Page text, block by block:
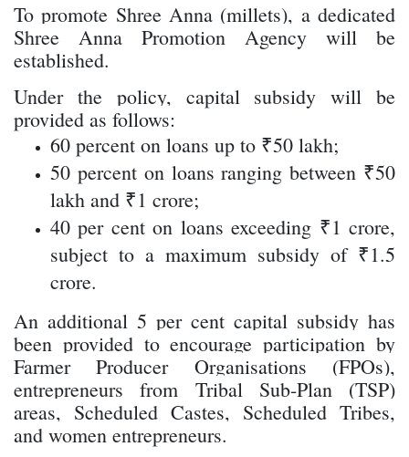
To promote Shree Anna (millets), a dedicated
Shree Anna Promotion Agency will be
established.
Under the policy, capital subsidy will be
provided as follows:
60 percent on loans up to ₹50 lakh;
50 percent on loans ranging between ₹50
lakh and ₹1 crore;
40 per cent on loans exceeding ₹1 crore,
subject to a maximum subsidy of ₹1.5
crore.
An additional 5 per cent capital subsidy has
been provided to encourage participation by
Farmer Producer Organisations (FPOs),
entrepreneurs from Tribal Sub-Plan (TSP)
areas, Scheduled Castes, Scheduled Tribes,
and women entrepreneurs.